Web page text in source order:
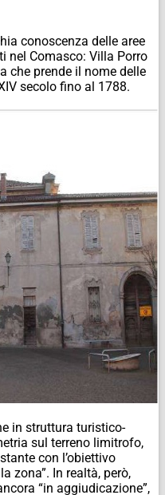
conoscenza delle aree
nel Comasco: Villa Porro
che prende il nome delle
secolo fino al 1788.
in struttura turistico-
sul terreno limitrofo,
con l’obiettivo
zona”. In realtà, però,
“in aggiudicazione”,